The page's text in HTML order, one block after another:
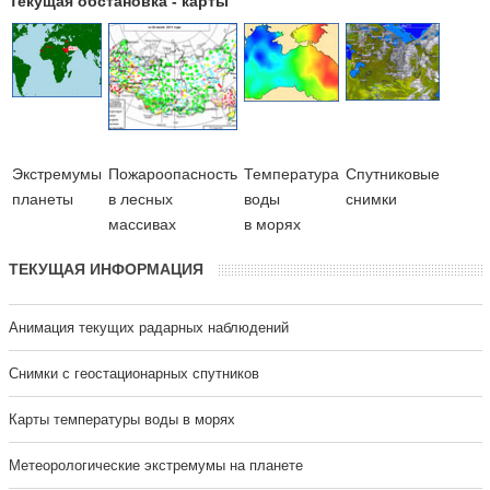
Экстремумы
планеты
Пожароопасность
в лесных
массивах
Температура
воды
в морях
Cпутниковые
снимки
ТЕКУЩАЯ ИНФОРМАЦИЯ
Анимация текущих радарных наблюдений
Cнимки с геостационарных спутников
Карты температуры воды в морях
Метеорологические экстремумы на планете